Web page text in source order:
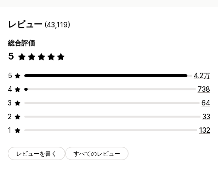
レビュー (43,119)
総合評価
5
5
4.2万
4
738
3
64
2
33
1
132
レビューを書く すべてのレビュー